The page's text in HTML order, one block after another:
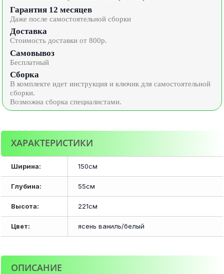
Гарантия 12 месяцев
Даже после самостоятельной сборки
Доставка
Стоимость доставки от 800р.
Самовывоз
Бесплатный
Сборка
В комплекте идет инструкция и ключик для самостоятельной
сборки.
Возможна сборка специалистами.
ХАРАКТЕРИСТИКИ
Ширина: 150см
Глубина: 55см
Высота: 221см
Цвет: ясень ваниль/белый
ОПИСАНИЕ